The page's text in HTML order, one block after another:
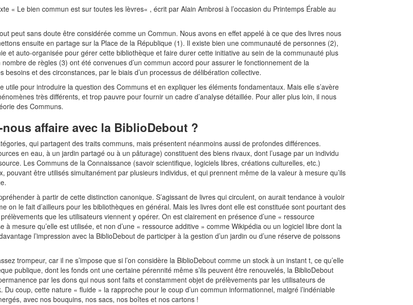
« Le bien commun est sur toutes les lèvres« , écrit par Alain Ambrosi à l’occasion du Printemps Érable au
peut sans doute être considérée comme un Commun. Nous avons en effet appelé à ce que des livres nous
ensuite en partage sur la Place de la République (1). Il existe bien une communauté de personnes (2),
et auto-organisée pour gérer cette bibliothèque et faire durer cette initiative au sein de la communauté plus
de règles (3) ont été convenues d’un commun accord pour assurer le fonctionnement de la
et des circonstances, par le biais d’un processus de délibération collective.
utile pour introduire la question des Communs et en expliquer les éléments fondamentaux. Mais elle s’avère
très différents, et trop pauvre pour fournir un cadre d’analyse détaillée. Pour aller plus loin, il nous
des Communs.
affaire avec la BiblioDebout ?
qui partagent des traits communs, mais présentent néanmoins aussi de profondes différences.
en eau, à un jardin partagé ou à un pâturage) constituent des biens rivaux, dont l’usage par un individu
Les Communs de la Connaissance (savoir scientifique, logiciels libres, créations culturelles, etc.)
être utilisés simultanément par plusieurs individus, et qui prennent même de la valeur à mesure qu’ils
à partir de cette distinction canonique. S’agissant de livres qui circulent, on aurait tendance à vouloir
on le fait d’ailleurs pour les bibliothèques en général. Mais les livres dont elle est constituée sont pourtant des
que les utilisateurs viennent y opérer. On est clairement en présence d’une « ressource
mesure qu’elle est utilisée, et non d’une « ressource additive » comme Wikipédia ou un logiciel libre dont la
l’impression avec la BiblioDebout de participer à la gestion d’un jardin ou d’une réserve de poissons
trompeur, car il ne s’impose que si l’on considère la BiblioDebout comme un stock à un instant t, ce qu’elle
publique, dont les fonds ont une certaine pérennité même s’ils peuvent être renouvelés, la BiblioDebout
par les dons qui nous sont faits et constamment objet de prélèvements par les utilisateurs de
coup, cette nature « fluide » la rapproche pour le coup d’un commun informationnel, malgré l’indéniable
avec nos bouquins, nos sacs, nos boîtes et nos cartons !